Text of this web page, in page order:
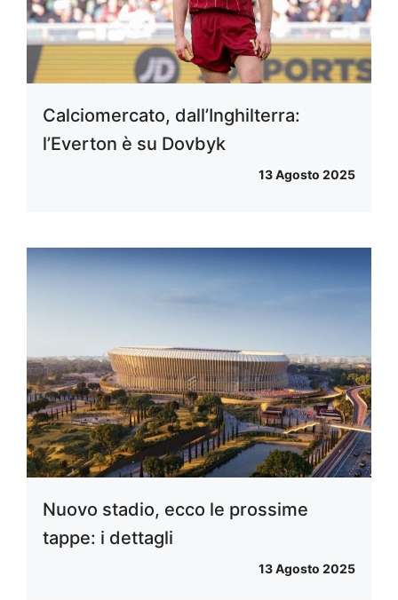
Calciomercato, dall’Inghilterra:
l’Everton è su Dovbyk
13 Agosto 2025
Nuovo stadio, ecco le prossime
tappe: i dettagli
13 Agosto 2025